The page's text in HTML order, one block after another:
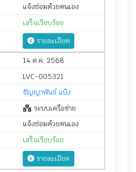
แจ้งซ่อมด้วยตนเอง
เสร็จเรียบร้อย
รายละเอียด
14 ต.ค. 2568
LVC-005321
ธัญญาพันธ์ แป้ง
ระบบเครือข่าย
แจ้งซ่อมด้วยตนเอง
เสร็จเรียบร้อย
รายละเอียด